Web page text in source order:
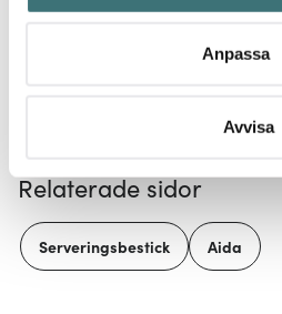
Identifiera din enhet genom
Ta reda på mer om hur dina
Du kan ändra eller dra tillbaka
Vi använder cookies för att
ska anpassas efter det som vi
gör också att vi kan analysera
Anpassa
Avvisa
Låt dig inspireras
Relaterade sidor
Serveringsbestick Aida